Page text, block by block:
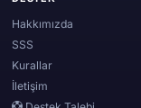
Hakkımızda
SSS
Kurallar
İletişim